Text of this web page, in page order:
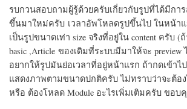
รบกวนสอบถามผู้รู้ด้วยครับเกี่ยวกับรูปที่ได้มีการส
ขึ้นมาใหม่ครับ เวลาอัพโหลดรูปขึ้นไป ในหน้าแ
เป็นรูปขนาดเท่า size จริงที่อยู่ใน content ครับ (ถ้
basic ,Article ของเดิมที่ระบบมีมาให้จะ preview
อยากให้รูปมันย่อเวลาที่อยู่หน้าแรก ถ้ากดเข้าไป
แสดงภาพตามขนาดปกติครับ ไม่ทราบว่าจะต้อ
หรือ ต้องโหลด Module อะไรเพิ่มเติมครับ ขอ